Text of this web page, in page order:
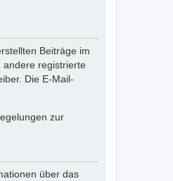
Beiträge im
andere registrierte
Die E-Mail-
zur
über das